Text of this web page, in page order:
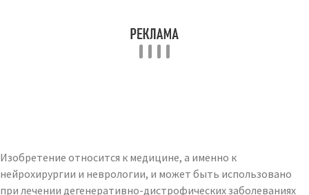
Изобретение относится к медицине, а именно к
нейрохирургии и неврологии, и может быть использовано
при лечении дегенеративно-дистрофических заболеваниях